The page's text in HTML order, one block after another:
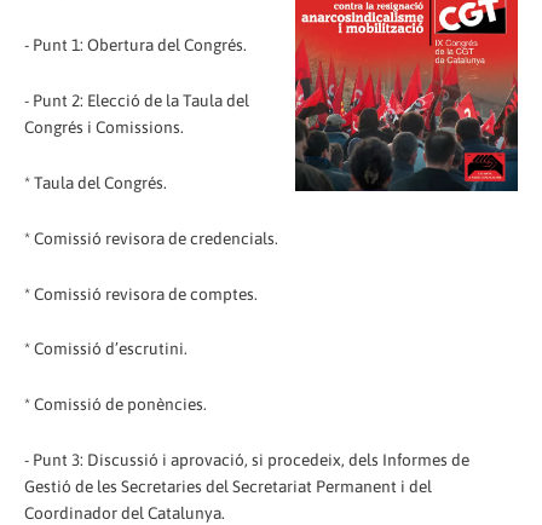
- Punt 1: Obertura del Congrés.
- Punt 2: Elecció de la Taula del
Congrés i Comissions.
* Taula del Congrés.
* Comissió revisora de credencials.
* Comissió revisora de comptes.
* Comissió d’escrutini.
* Comissió de ponències.
- Punt 3: Discussió i aprovació, si procedeix, dels Informes de
Gestió de les Secretaries del Secretariat Permanent i del
Coordinador del Catalunya.